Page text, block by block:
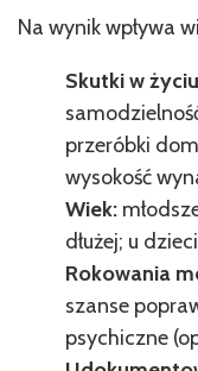
Na wynik wpływa
Skutki w
przeróbki
wysokość
Wiek:
dłużej; u
Rokowania
szanse
psychiczne